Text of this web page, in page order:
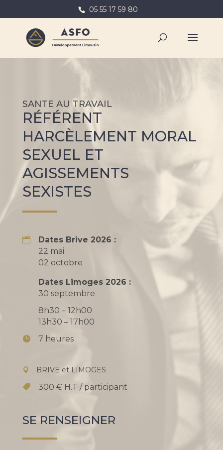
05 55 17 59 80
SANTE AU TRAVAIL
RÉFÉRENT
HARCÈLEMENT MORAL
SEXUEL ET
AGISSEMENTS
SEXISTES
Dates Brive 2026 :
22 mai
02 octobre
Dates Limoges 2026 :
30 septembre
8h30 – 12h00
13h30 – 17h00
7 heures
BRIVE et LIMOGES
300 € H.T / participant
SE RENSEIGNER